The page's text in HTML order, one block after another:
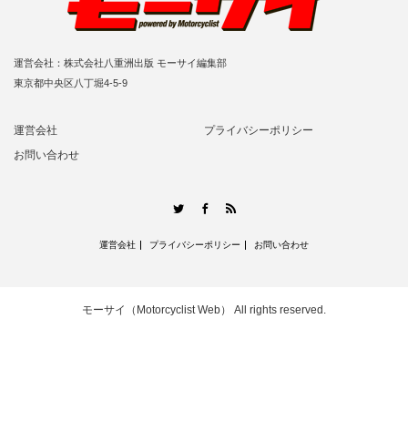
運営会社：株式会社八重洲出版 モーサイ編集部
東京都中央区八丁堀4-5-9
運営会社
プライバシーポリシー
お問い合わせ
TwitterFacebook
運営会社 プライバシーポリシー お問い合わせ
モーサイ（Motorcyclist Web） All rights reserved.